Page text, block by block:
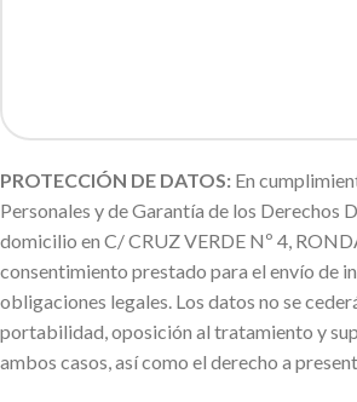
PROTECCIÓN DE DATOS: En
Personales y de Garantía de los
domicilio en C/ CRUZ VERDE Nº 4,
consentimiento prestado para el envío de
obligaciones legales. Los datos no se
portabilidad, oposición al tratamiento y
ambos casos, así como el derecho a